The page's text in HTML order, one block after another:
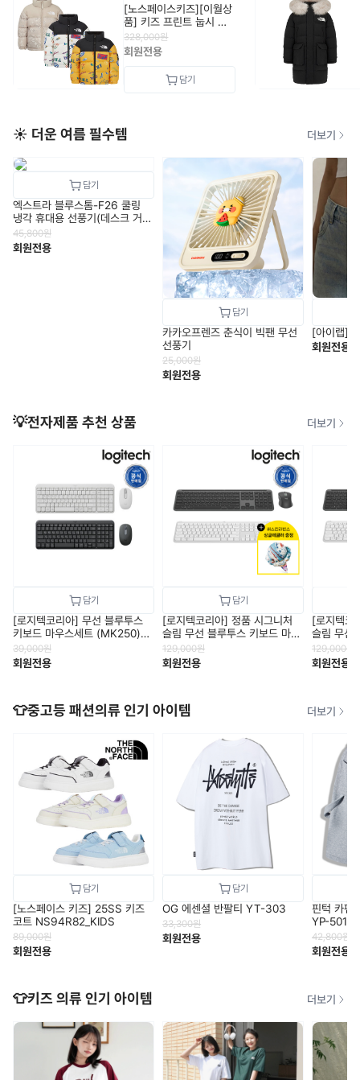
[노스페이스키즈][이월상
품] 키즈 프린트 눕시 자
켓 (RDS)
NJ1DR65_KIDS
328,000원
회원전용
☀️ 더운 여름 필수템 더보기
엑스트라 블루스톰-F26 쿨링
냉각 휴대용 선풍기(데스크 거치
&100도 회전 베이스)
45,800원
회원전용
카카오프렌즈 춘식이 빅팬 무선
선풍기
25,000원
회원전용
[아이랩]
회원전용
💡전자제품 추천 상품 더보기
[로지텍코리아] 무선 블루투스
키보드 마우스세트 (MK250)
무선콤보/수신기미포함
39,000원
회원전용
[로지텍코리아] 정품 시그니처
슬림 무선 블루투스 키보드 마우
스 세트 (MK950)
129,000원
회원전용
[로지텍코
슬림 무선
스 세트
129,000원
회원전용
👕중고등 패션의류 인기 아이템 더보기
[노스페이스 키즈] 25SS 키즈
코트 NS94R82_KIDS
89,000원
회원전용
OG 에센셜 반팔티 YT-303
33,300원
회원전용
핀턱 카펜
YP-501
42,800원
회원전용
👕키즈 의류 인기 아이템 더보기